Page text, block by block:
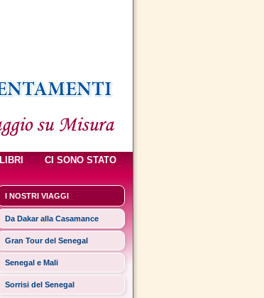
LIBRI CI SONO STATO
I NOSTRI VIAGGI
Da Dakar alla Casamance
Gran Tour del Senegal
Senegal e Mali
Sorrisi del Senegal